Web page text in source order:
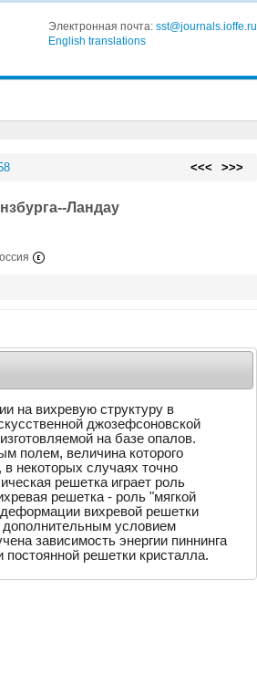
Электронная почта: sst@journals.ioffe.ru
English translations
<<< >>>
Ландау
на вихревую структуру в
джозефсоновской
на базе опалов.
полем, величина которого
некоторых случаях точно
решетка играет роль
решетка - роль "мягкой
вихревой решетки
условием
зависимость энергии пиннинга
постоянной решетки кристалла.